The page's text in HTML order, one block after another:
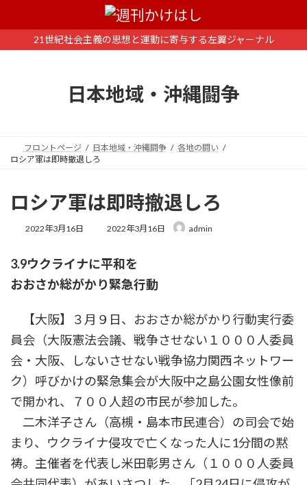
ン
ー
21世紀社会主義の思想と運動に寄与する左翼ジャーナル
日本地域・沖縄闘争
フロントページ 日本地域・沖縄闘争
各地の闘い
ロシア軍は即時撤退しろ
ロシア軍は即時撤退しろ
2022年3月16日
最
新
時
2022年3月16日 admin
3.9ウクライナに平和を
おおさか総がかり緊急行動
【大阪】３月９日、おおさか総がかり行動実行委
員会（大阪憲法会議、戦争させない１０００人委員
会・大阪、しないさせない戦争協力関西ネットワー
ク）呼びかけの緊急集会が大阪中之島公園女性像前
で開かれ、７００人超の市民が参加した。
二木洋子さん（高槻・島本市民連合）の司会で始
まり、ウクライナ侵攻で亡くなった人に1分間の黙
祷。主催者を代表し米田彰男さん（１０００人委員